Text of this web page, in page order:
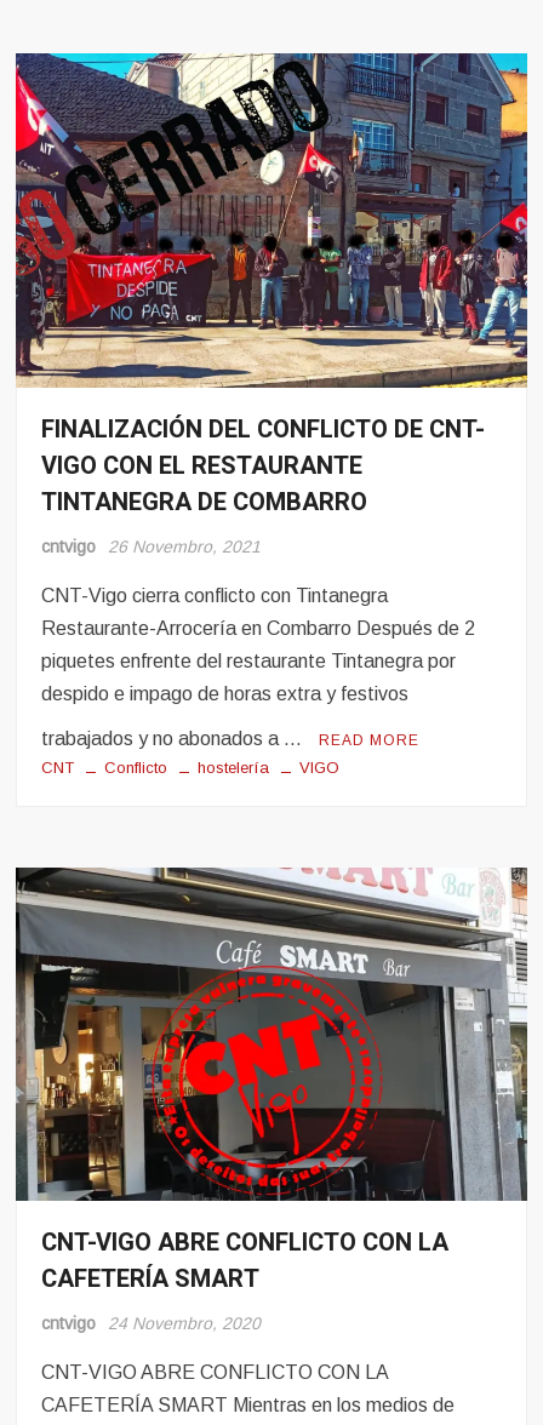
Conflito
Hosteleria
FINALIZACIÓN DEL CONFLICTO DE CNT-
VIGO CON EL RESTAURANTE
TINTANEGRA DE COMBARRO
cntvigo 26 Novembro, 2021
CNT-Vigo cierra conflicto con Tintanegra
Restaurante-Arrocería en Combarro Después de 2
piquetes enfrente del restaurante Tintanegra por
despido e impago de horas extra y festivos
trabajados y no abonados a … READ MORE
CNT Conflicto hostelería VIGO
Conflito
Hosteleria
CNT-VIGO ABRE CONFLICTO CON LA
CAFETERÍA SMART
cntvigo 24 Novembro, 2020
CNT-VIGO ABRE CONFLICTO CON LA
CAFETERÍA SMART Mientras en los medios de